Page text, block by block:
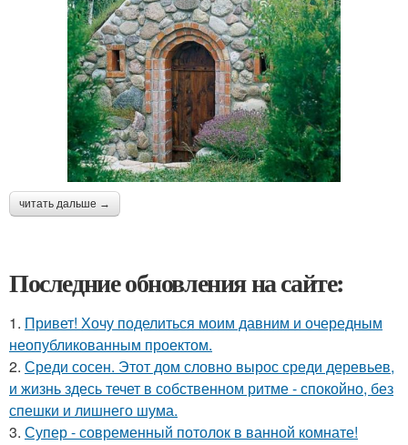
читать дальше →
Последние обновления на сайте:
1. Привет! Хочу поделиться моим давним и очередным
неопубликованным проектом.
2. Среди сосен. Этот дом словно вырос среди деревьев,
и жизнь здесь течет в собственном ритме - спокойно, без
спешки и лишнего шума.
3. Супер - современный потолок в ванной комнате!